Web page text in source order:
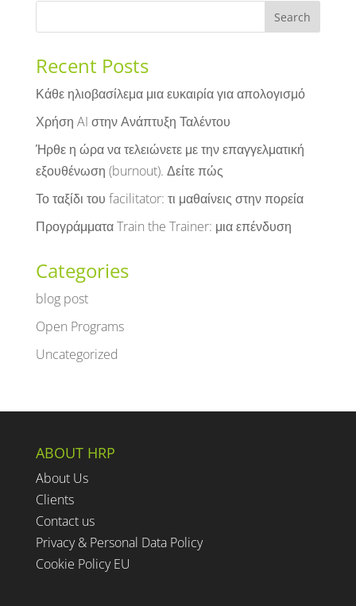
Recent Posts
Κάθε ηλιοβασίλεμα μια ευκαιρία για απολογισμό
Χρήση AI στην Ανάπτυξη Ταλέντου
Ήρθε η ώρα να τελειώνετε με την επαγγελματική
εξουθένωση (burnout). Δείτε πώς
Το ταξίδι του facilitator: τι μαθαίνεις στην πορεία
Προγράμματα Train the Trainer: μια επένδυση
Categories
blog post
Open Programs
Uncategorized
ABOUT HRP
About Us
Clients
Contact us
Privacy & Personal Data Policy
Cookie Policy EU